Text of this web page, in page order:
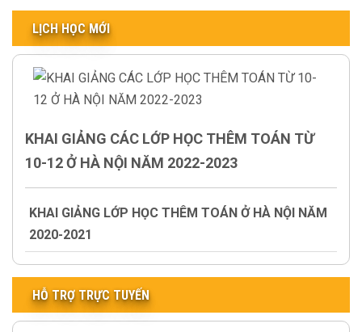
LỊCH HỌC MỚI
KHAI GIẢNG CÁC LỚP HỌC THÊM TOÁN TỪ
10-12 Ở HÀ NỘI NĂM 2022-2023
KHAI GIẢNG LỚP HỌC THÊM TOÁN Ở HÀ NỘI NĂM
2020-2021
HỖ TRỢ TRỰC TUYẾN